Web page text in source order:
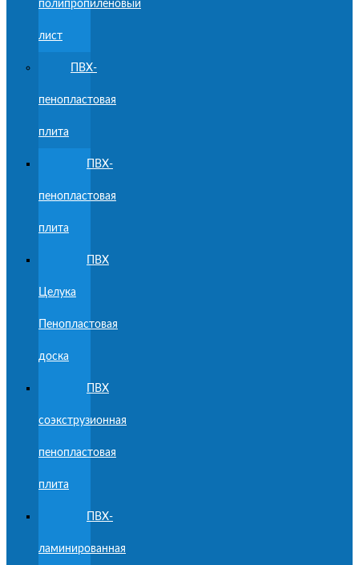
полипропиленовый
лист
ПВХ-
пенопластовая
плита
ПВХ-
пенопластовая
плита
ПВХ
Целука
Пенопластовая
доска
ПВХ
соэкструзионная
пенопластовая
плита
ПВХ-
ламинированная